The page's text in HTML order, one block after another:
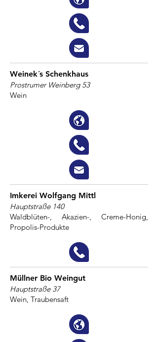
Weinek´s Schenkhaus
Prostrumer Weinberg 53
Wein
Imkerei Wolfgang Mittl
Hauptstraße 140
Waldblüten-, Akazien-, Creme-Honig,
Propolis-Produkte
Müllner Bio Weingut
Hauptstraße 37
Wein, Traubensaft